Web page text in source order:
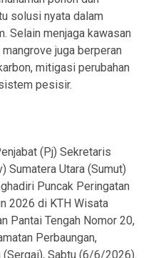
solusi nyata dalam
Selain menjaga kawasan
juga berperan
mitigasi perubahan
pesisir.
(Pj) Sekretaris
Sumatera Utara (Sumut)
Puncak Peringatan
2026 di KTH Wisata
Pantai Tengah Nomor 20,
Perbaungan,
(Sergai), Sabtu (6/6/2026).